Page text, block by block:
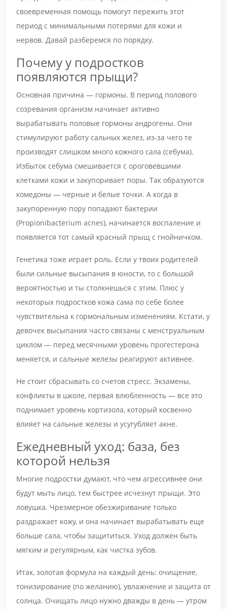
своевременная помощь помогут пережить этот
период с минимальными потерями для кожи и
нервов. Давай разберемся по порядку.
Почему у подростков
появляются прыщи?
Основная причина — гормоны. В период полового
созревания организм начинает активно
вырабатывать половые гормоны андрогены. Они
стимулируют работу сальных желез, из-за чего те
производят слишком много кожного сала (себума).
Избыток себума смешивается с ороговевшими
клетками кожи и закупоривает поры. Так образуются
комедоны — черные и белые точки. А когда в
закупоренную пору попадают бактерии
(Propionibacterium acnes), начинается воспаление и
появляется тот самый красный прыщ с гнойничком.
Генетика тоже играет роль. Если у твоих родителей
были сильные высыпания в юности, то с большой
вероятностью и ты столкнешься с этим. Плюс у
некоторых подростков кожа сама по себе более
чувствительна к гормональным изменениям. Кстати, у
девочек высыпания часто связаны с менструальным
циклом — перед месячными уровень прогестерона
меняется, и сальные железы реагируют активнее.
Не стоит сбрасывать со счетов стресс. Экзамены,
конфликты в школе, первая влюбленность — все это
поднимает уровень кортизола, который косвенно
влияет на сальные железы и усугубляет акне.
Ежедневный уход: база, без
которой нельзя
Многие подростки думают, что чем агрессивнее они
будут мыть лицо, тем быстрее исчезнут прыщи. Это
ловушка. Чрезмерное обезжиривание только
раздражает кожу, и она начинает вырабатывать еще
больше сала, чтобы защититься. Уход должен быть
мягким и регулярным, как чистка зубов.
Итак, золотая формула на каждый день: очищение,
тонизирование (по желанию), увлажнение и защита от
солнца. Очищать лицо нужно дважды в день — утром